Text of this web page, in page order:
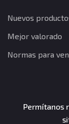
Nuevos
Mejor valorado
Normas para
Permítanos